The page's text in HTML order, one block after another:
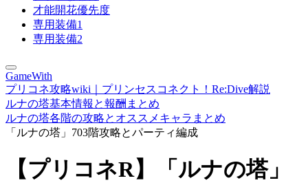
才能開花優先度
専用装備1
専用装備2
GameWith
プリコネ攻略wiki｜プリンセスコネクト！Re:Dive解説
ルナの塔基本情報と報酬まとめ
ルナの塔各階の攻略とオススメキャラまとめ
「ルナの塔」703階攻略とパーティ編成
【プリコネR】「ルナの塔」